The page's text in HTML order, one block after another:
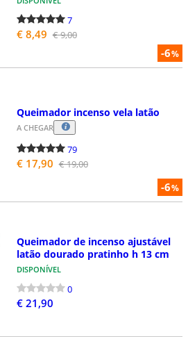
-6%
7
€ 8,49 € 9,00
-6%
Queimador incenso vela latão
A CHEGAR
79
€ 17,90 € 19,00
Queimador de incenso ajustável
latão dourado pratinho h 13 cm
DISPONÍVEL
0
€ 21,90